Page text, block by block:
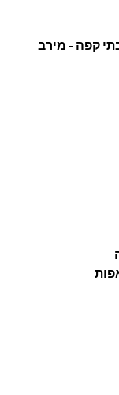
קפה - מירב